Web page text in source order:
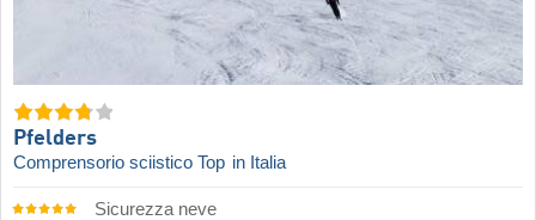
Pfelders
Comprensorio sciistico Top in Italia
Sicurezza neve